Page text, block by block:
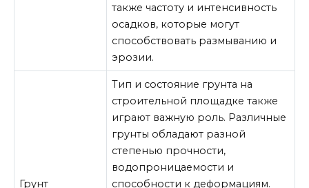
также частоту и интенсивность
осадков, которые могут
способствовать размыванию и
эрозии.
Грунт
Тип и состояние грунта на
строительной площадке также
играют важную роль. Различные
грунты обладают разной
степенью прочности,
водопроницаемости и
способности к деформациям.